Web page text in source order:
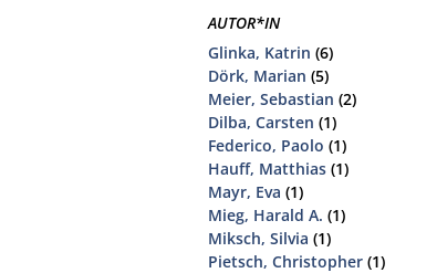
AUTOR*IN
Glinka, Katrin (6)
Dörk, Marian (5)
Meier, Sebastian (2)
Dilba, Carsten (1)
Federico, Paolo (1)
Hauff, Matthias (1)
Mayr, Eva (1)
Mieg, Harald A. (1)
Miksch, Silvia (1)
Pietsch, Christopher (1)